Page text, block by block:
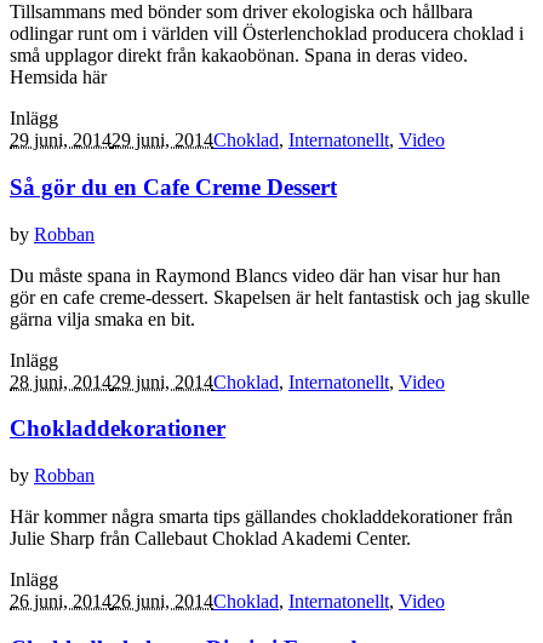
Tillsammans med bönder som driver ekologiska och hållbara
odlingar runt om i världen vill Österlenchoklad producera choklad i
små upplagor direkt från kakaobönan. Spana in deras video.
Hemsida här
Inlägg
29 juni, 201429 juni, 2014Choklad, Internatonellt, Video
Så gör du en Cafe Creme Dessert
by Robban
Du måste spana in Raymond Blancs video där han visar hur han
gör en cafe creme-dessert. Skapelsen är helt fantastisk och jag skulle
gärna vilja smaka en bit.
Inlägg
28 juni, 201429 juni, 2014Choklad, Internatonellt, Video
Chokladdekorationer
by Robban
Här kommer några smarta tips gällandes chokladdekorationer från
Julie Sharp från Callebaut Choklad Akademi Center.
Inlägg
26 juni, 201426 juni, 2014Choklad, Internatonellt, Video